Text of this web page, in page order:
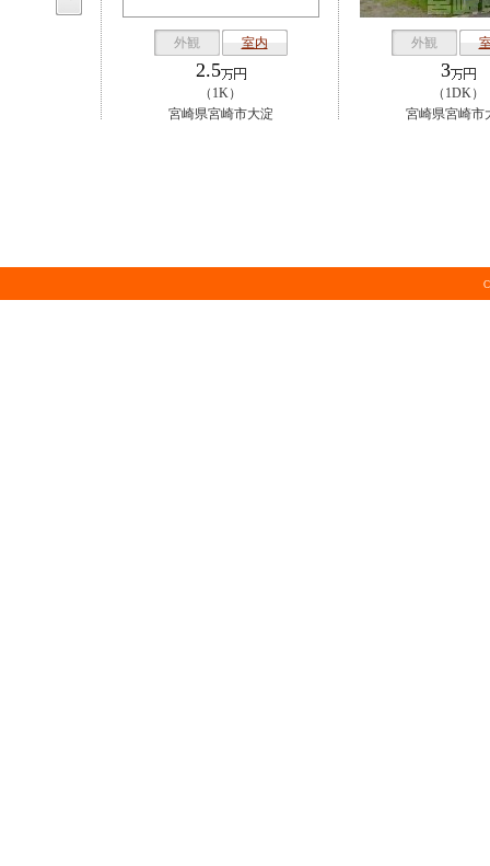
外観 室内
2.5
（1K）
宮崎県宮崎市大淀
外観
3
（1DK）
宮崎県宮崎市